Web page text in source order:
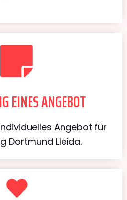
EINES ANGEBOT
Angebot für
Dortmund Lleida.